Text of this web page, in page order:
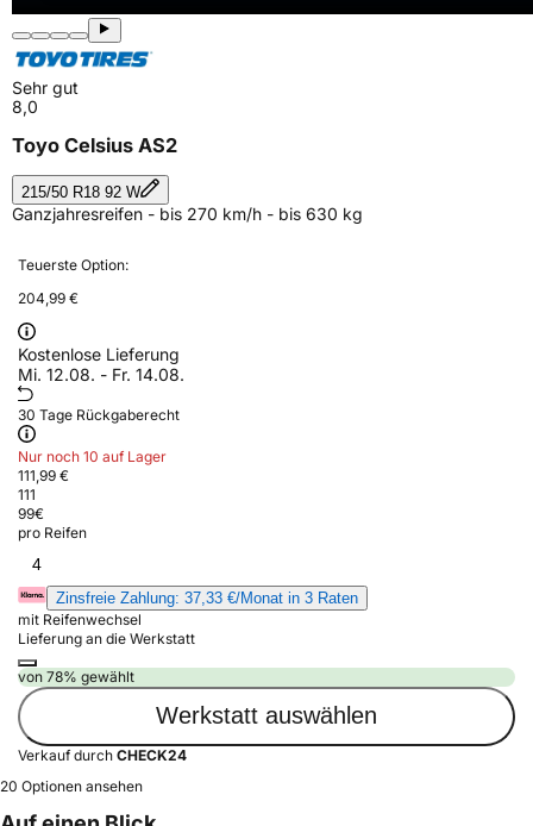
Sehr gut
8,0
Toyo Celsius AS2
215/50 R18 92 W
Ganzjahresreifen - bis 270 km/h - bis 630 kg
Teuerste Option:
204,99 €
Kostenlose Lieferung
Mi. 12.08. - Fr. 14.08.
30 Tage Rückgaberecht
Nur noch 10 auf Lager
111,99 €
111
99€
pro Reifen
4
Zinsfreie Zahlung: 37,33 €/Monat in 3 Raten
mit Reifenwechsel
Lieferung an die Werkstatt
von 78% gewählt
Werkstatt auswählen
Verkauf durch CHECK24
20 Optionen ansehen